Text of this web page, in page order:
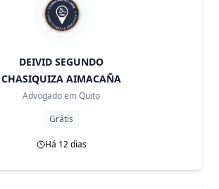
DEIVID SEGUNDO
CHASIQUIZA AIMACAÑA
Advogado emQuito
Grátis
Há 12 dias